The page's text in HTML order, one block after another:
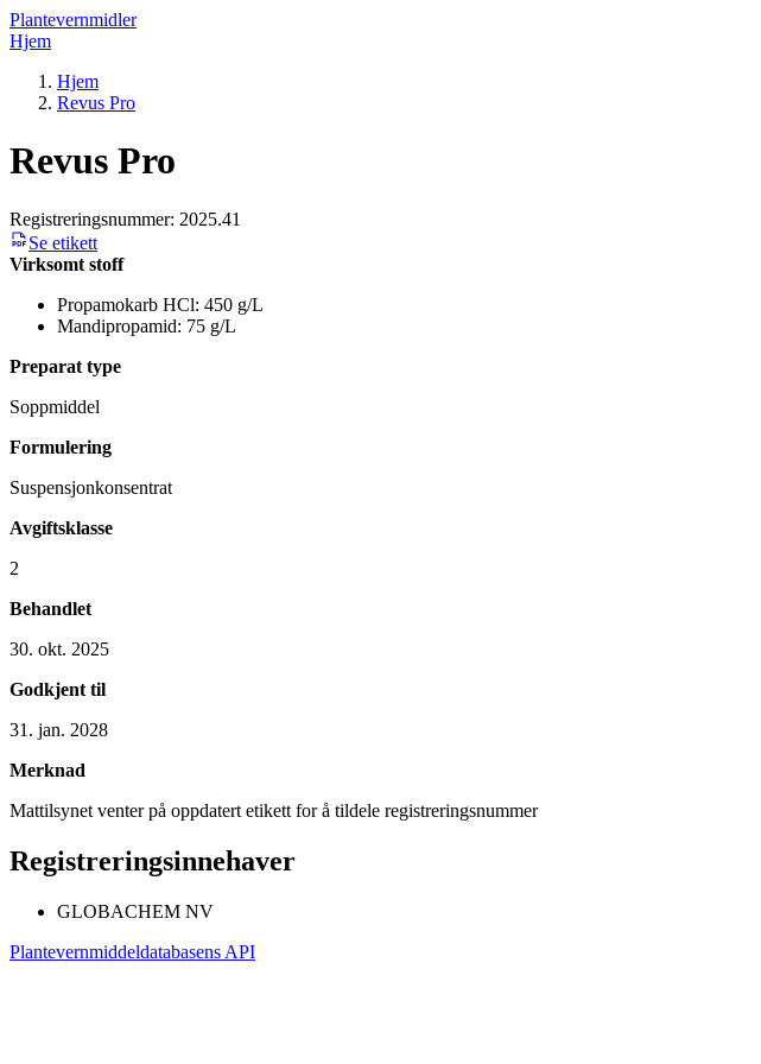
Plantevernmidler
Hjem
Hjem
Revus Pro
Revus Pro
Registreringsnummer: 2025.41
Se etikett
Virksomt stoff
Propamokarb HCl: 450 g/L
Mandipropamid: 75 g/L
Preparat type
Soppmiddel
Formulering
Suspensjonkonsentrat
Avgiftsklasse
2
Behandlet
30. okt. 2025
Godkjent til
31. jan. 2028
Merknad
Mattilsynet venter på oppdatert etikett for å tildele registreringsnummer
Registreringsinnehaver
GLOBACHEM NV
Plantevernmiddeldatabasens API